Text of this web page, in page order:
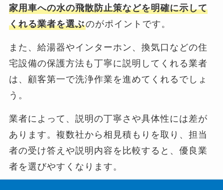
家用車への水の飛散防止策などを明確に示して
くれる業者を選ぶのがポイントです。
また、給湯器やインターホン、換気口などの住
宅設備の保護方法も丁寧に説明してくれる業者
は、顧客第一で洗浄作業を進めてくれるでしょ
う。
業者によって、説明の丁寧さや具体性には差が
あります。複数社から相見積もりを取り、担当
者の受け答えや説明内容を比較すると、優良業
者を選びやすくなります。